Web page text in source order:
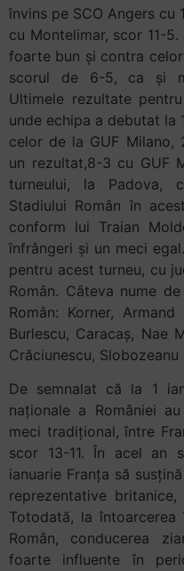
învins pe SCO Angers cu
cu Montelimar, scor 11-
foarte bun și contra
scorul de 6-5, ca și
Ultimele rezultate
unde echipa a debutat la
celor de la GUF Milano,
un rezultat,8-3 cu GUF
turneului, la Padova,
Stadiului Român în
conform lui Traian
înfrângeri și un meci
pentru acest turneu, cu
Român. Câteva nume
Român: Korner,
Burlescu, Caracaș, Nae
Crăciunescu, Slobozeanu
De semnalat că la 1
naționale a României
meci tradițional, între
scor 13-11. În acel an
ianuarie Franța să
reprezentative
Totodată, la
Român, conducerea
foarte influente în